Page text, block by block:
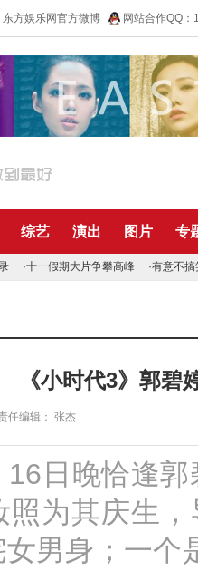
东方娱乐网官方微博 网站合作QQ
综艺 演出 图片 专
·十一假期大片争攀高峰 ·有意不搞
《小时代3》郭
任编辑： 张杰
16日晚恰逢
照为其庆生
男身；一